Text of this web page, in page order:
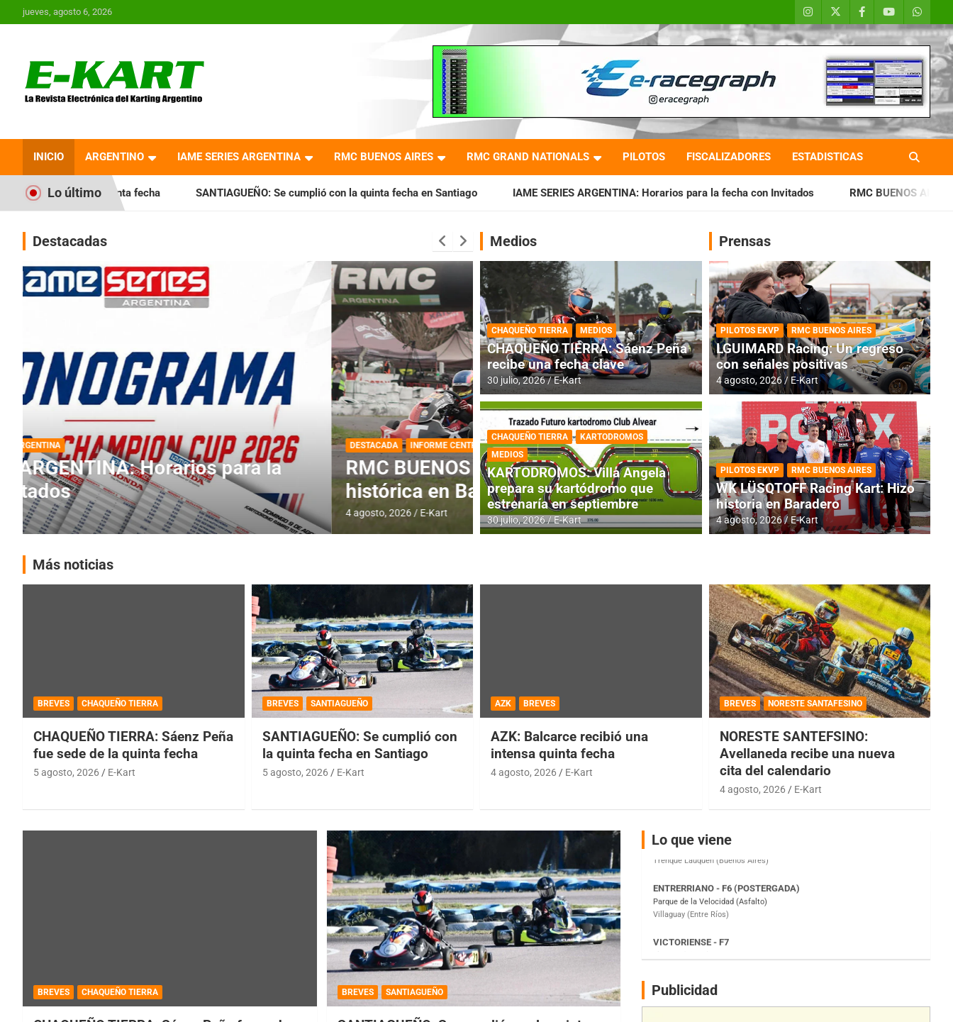
Saltar
al
jueves, agosto 6, 2026
Revista Electrónica del
Karting en Argentina
INICIO ARGENTINO IAME SERIES ARGENTINA RMC BUENOS AIRES RMC GRAND NATIONALS PILOTOS FISCALIZADORES ESTADISTICAS
Lo último
quinta fecha SANTIAGUEÑO: Se cumplió con la quinta fecha en Santiago IAME SERIES ARGENTINA: Horarios para la fecha con Invitados RMC BUENOS AIRES: Cerró una
Destacadas
DESTACADA INFORME CENTRAL RMC BUENOS AIRES
RMC BUENOS AIRES: Cerró una jornada
histórica en Baradero
4 agosto, 2026 E-Kart
DESTACADA IAME SERIES ARGENTINA
IAME SERIES ARGENTINA: Horarios para la
fecha con Invitados
4 agosto, 2026 E-Kart
Medios
CHAQUEÑO TIERRA MEDIOS
CHAQUEÑO TIERRA: Sáenz Peña
recibe una fecha clave
30 julio, 2026 E-Kart
CHAQUEÑO TIERRA
KARTODROMOS
MEDIOS
KARTODROMOS: Villa Angela
prepara su kartódromo que
estrenaría en septiembre
30 julio, 2026 E-Kart
Prensas
PILOTOS EKVP RMC BUENOS AIRES
LGUIMARD Racing: Un regreso
con señales positivas
4 agosto, 2026 E-Kart
PILOTOS EKVP RMC BUENOS AIRES
WK LÜSQTOFF Racing Kart: Hizo
historia en Baradero
4 agosto, 2026 E-Kart
Más noticias
BREVES CHAQUEÑO TIERRA
CHAQUEÑO TIERRA: Sáenz Peña
fue sede de la quinta fecha
5 agosto, 2026 E-Kart
BREVES SANTIAGUEÑO
SANTIAGUEÑO: Se cumplió con
la quinta fecha en Santiago
5 agosto, 2026 E-Kart
AZK BREVES
AZK: Balcarce recibió una
intensa quinta fecha
4 agosto, 2026 E-Kart
BREVES NORESTE SANTAFESINO
NORESTE SANTEFSINO:
Avellaneda recibe una nueva
cita del calendario
4 agosto, 2026 E-Kart
BREVES CHAQUEÑO TIERRA BREVES SANTIAGUEÑO
Lo que viene
COBERTURA ESPECIAL DE E-KART.COM.AR
Ramiro Tot (Asfalto)
Baradero (Buenos Aires)
Ciudad de Trenque Lauquen (Asfalto)
Trenque Lauquen (Buenos Aires)
ENTRERRIANO - F6 (POSTERGADA)
Parque de la Velocidad (Asfalto)
Villaguay (Entre Ríos)
VICTORIENSE - F7
El Cerro (Tierra)
Victoria (Entre Ríos)
PATAGONICO - F6
Moto Club Reginense (Tierra)
CSK - F7
Publicidad